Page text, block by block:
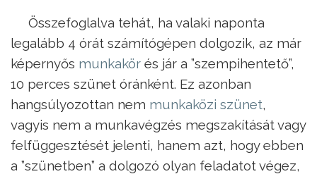
Összefoglalva tehát, ha valaki naponta
legalább 4 órát számítógépen dolgozik, az már
képernyős munkakör és jár a ”szempihentető”,
10 perces szünet óránként. Ez azonban
hangsúlyozottan nem munkaközi szünet,
vagyis nem a munkavégzés megszakítását vagy
felfüggesztését jelenti, hanem azt, hogy ebben
a ”szünetben” a dolgozó olyan feladatot végez,